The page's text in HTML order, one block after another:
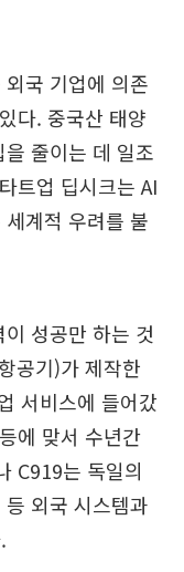
국 기업에 의존
다. 중국산 태양
줄이는 데 일조
트업 딥시크는 AI
계적 우려를 불
성공만 하는 것
공기)가 제작한
서비스에 들어갔
에 맞서 수년간
C919는 독일의
외국 시스템과